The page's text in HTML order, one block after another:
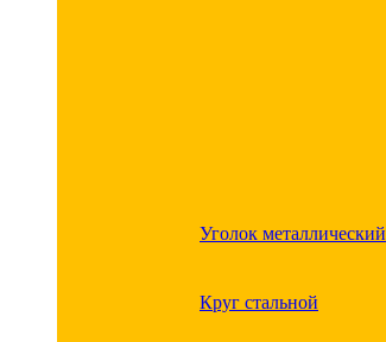
Уголок металлический
Круг стальной